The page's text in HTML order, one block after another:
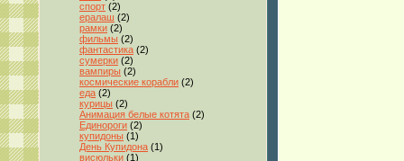
спорт (2)
ералаш (2)
рамки (2)
фильмы (2)
фантастика (2)
сумерки (2)
вампиры (2)
космические корабли (2)
еда (2)
курицы (2)
Анимация белые котята (2)
Единороги (2)
купидоны (1)
День Купидона (1)
висюльки (1)